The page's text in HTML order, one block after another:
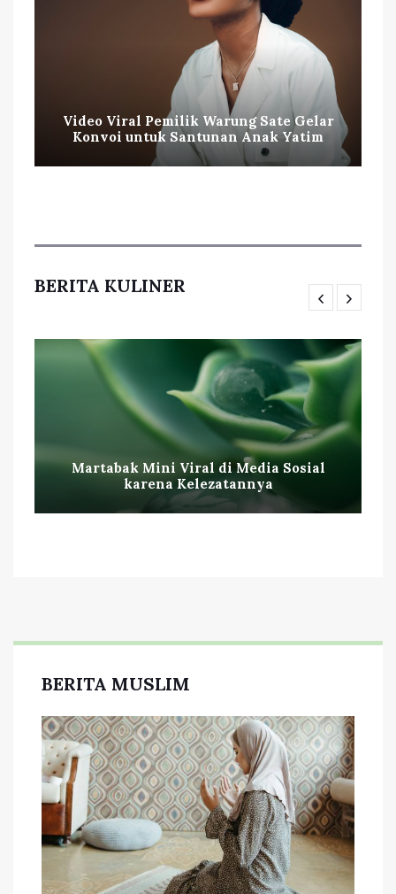
Video Viral Pemilik Warung Sate Gelar
Konvoi untuk Santunan Anak Yatim
BERITA KULINER
Martabak Mini Viral di Media Sosial
karena Kelezatannya
BERITA MUSLIM